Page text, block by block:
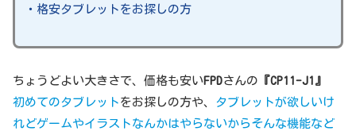
・格安タブレットをお探しの方
ちょうどよい大きさで、価格も安い FPDさんの 『CP11-J1』
初めてのタブレット をお探しの方や、 タブレットが欲しいけ
れどゲームやイラストなんかはやらないからそんな機能など